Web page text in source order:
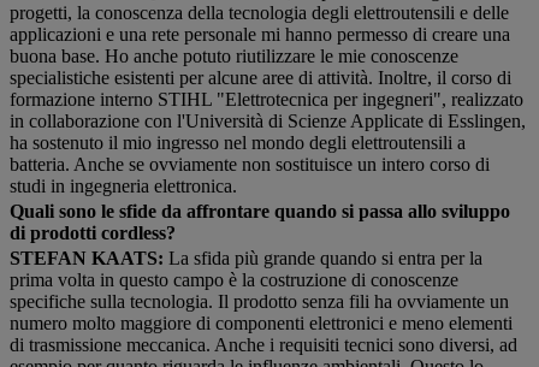
progetti, la conoscenza della tecnologia degli elettroutensili e delle
applicazioni e una rete personale mi hanno permesso di creare una
buona base. Ho anche potuto riutilizzare le mie conoscenze
specialistiche esistenti per alcune aree di attività. Inoltre, il corso di
formazione interno STIHL "Elettrotecnica per ingegneri", realizzato
in collaborazione con l'Università di Scienze Applicate di Esslingen,
ha sostenuto il mio ingresso nel mondo degli elettroutensili a
batteria. Anche se ovviamente non sostituisce un intero corso di
studi in ingegneria elettronica.
Quali sono le sfide da affrontare quando si passa allo sviluppo
di prodotti cordless?
STEFAN KAATS: La sfida più grande quando si entra per la
prima volta in questo campo è la costruzione di conoscenze
specifiche sulla tecnologia. Il prodotto senza fili ha ovviamente un
numero molto maggiore di componenti elettronici e meno elementi
di trasmissione meccanica. Anche i requisiti tecnici sono diversi, ad